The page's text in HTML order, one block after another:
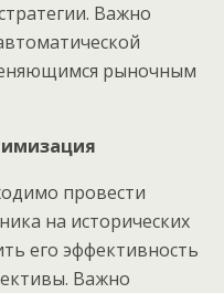
Важно
рыночным
провести
на исторических
его эффективность
Важно